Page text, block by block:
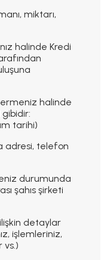
miktarı,
halinde Kredi
halinde
tarihi)
adresi, telefon
durumunda
şahıs şirketi
detaylar
işlemleriniz,
vs.)